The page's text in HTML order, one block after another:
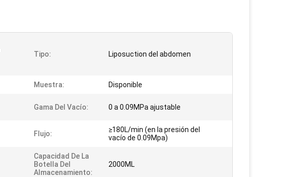
Tipo: Liposuction del abdomen
Muestra: Disponible
Gama Del Vacío: 0 a 0.09MPa ajustable
Flujo:
≥180L/min (en la presión del
vacío de 0.09Mpa)
Capacidad De La
Botella Del
Almacenamiento:
2000ML